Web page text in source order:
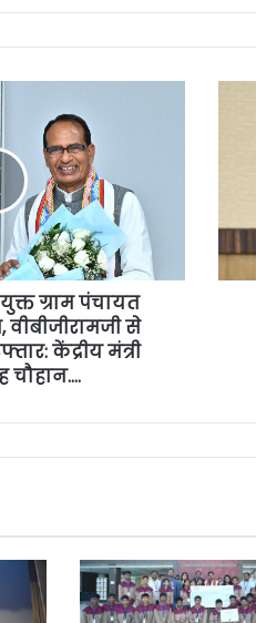
ग्राम पंचायत
वीबीजीरामजी से
केंद्रीय मंत्री
चौहान….